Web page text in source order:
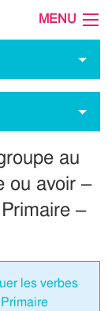
MENU
au
ou avoir –
–
les verbes